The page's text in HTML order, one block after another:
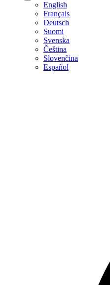
English
Français
Deutsch
Suomi
Svenska
Čeština
Slovenčina
Español